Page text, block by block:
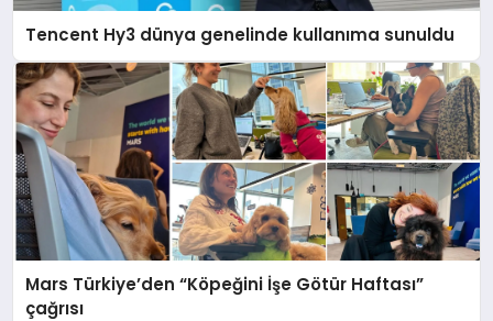
Tencent Hy3 dünya genelinde kullanıma sunuldu
Mars Türkiye’den “Köpeğini İşe Götür Haftası”
çağrısı